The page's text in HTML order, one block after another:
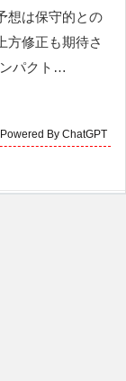
想は保守的との
方修正も期待さ
パクト…
Powered By ChatGPT